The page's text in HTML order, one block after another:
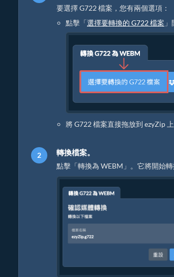
要選擇 G722 檔案，您有兩個選項：
點擊「選擇要轉換的 G722 檔案
將 G722 檔案直接拖放到 ezyZip 上
轉換檔案。
點擊「轉換為 WEBM」。它將開始